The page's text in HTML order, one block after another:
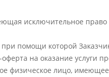
исключительное
помощи которой
на оказание услуги
физическое лицо,